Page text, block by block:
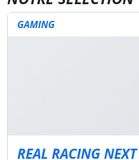
GAMING
REAL RACING NEXT